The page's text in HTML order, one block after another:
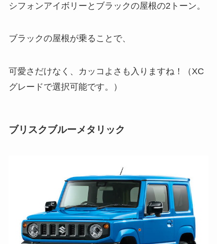
シフォンアイボリーとブラックの屋根の2トーン。
ブラックの屋根が乗ることで、
可愛さだけなく、カッコよさも入りますね！（XC
グレードで選択可能です。）
ブリスクブルーメタリック